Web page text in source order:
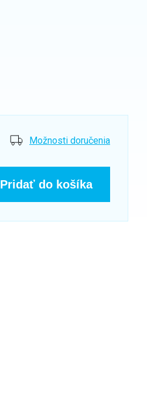
Možnosti doručenia
Pridať do košíka